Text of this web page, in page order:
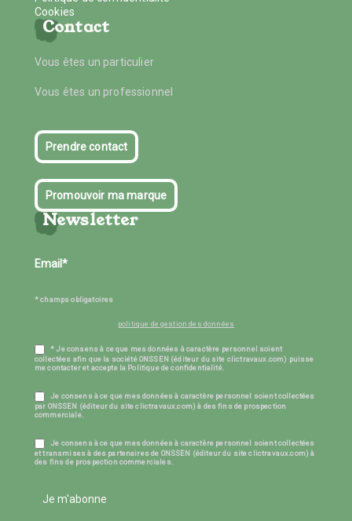
Cookies
Contact
Vous êtes un particulier
Vous êtes un professionnel
Prendre contact
Promouvoir ma marque
Newsletter
* champs obligatoires
politique de gestion des données
* Je consens à ce que mes données à caractère personnel soient
collectées afin que la société ONSSEN (éditeur du site clictravaux.com) puisse
me contacter et accepte la Politique de confidentialité.
Je consens à ce que mes données à caractère personnel soient collectées
par ONSSEN (éditeur du site clictravaux.com) à des fins de prospection
commerciale.
Je consens à ce que mes données à caractère personnel soient collectées
et transmises à des partenaires de ONSSEN (éditeur du site clictravaux.com) à
des fins de prospection commerciales.
Je m'abonne